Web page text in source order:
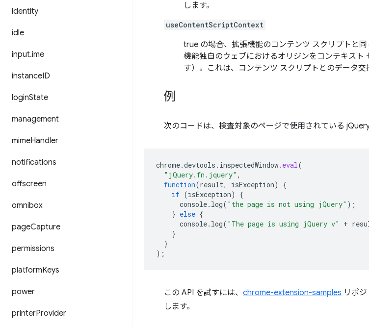
identity
idle
input.ime
instanceID
loginState
management
mimeHandler
notifications
offscreen
omnibox
pageCapture
permissions
platformKeys
power
printerProvider
します。
useContentScriptContext
true の場合、拡張機能のコンテンツ スクリプトと
機能独自のウェブにおけるオリジンをコンテキス
す）。これは、コンテンツ スクリプトとのデータ交
例
次のコードは、検査対象のページで使用されている
chrome.devtools . inspectedWindow. eval(
"jQuery.fn.jquery" ,
function(result, isException)
{
if (isException)
{
console. log( "the page is not using jQuery" );
} else {
console. log( "The page is using jQuery v" +
}
}
);
この API を試すには、 chrome-extension-samples リポ
します。